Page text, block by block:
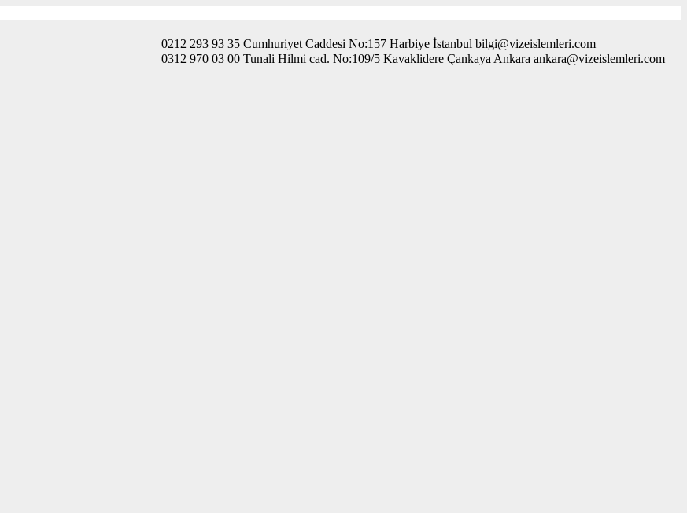
0212 293 93 35 Cumhuriyet Caddesi No:157 Harbiye İstanbul bilgi@vizeislemleri.com
0312 970 03 00 Tunali Hilmi cad. No:109/5 Kavaklidere Çankaya Ankara ankara@vizeislemleri.com